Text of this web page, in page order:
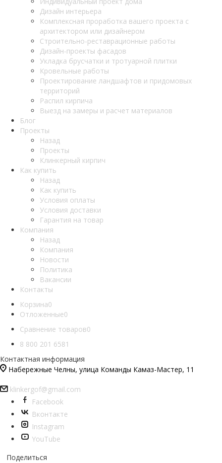
Дизайн интерьера
Комплексная проработка вашего проекта с
архитектором или дизайнером
Строительно-реставрационные работы
Дизайн-проекты фасадов
Укладка брусчатки и тротуарной плитки
Кровельные работы
Проектирование ландшафтов и придомовых
территорий
Распил кирпича
Выезд на замеры и расчет материалов
Блог
Проекты
Назад
Проекты
Клинкерный кирпич
Как купить
Назад
Как купить
Условия оплаты
Условия доставки
Гарантия на товар
Компания
Назад
Компания
Новости
Политика
Вакансии
Контакты
Корзина0
Отложенные0
Сравнение товаров0
8 800 201 6581
Контактная информация
Набережные Челны, улица Команды Камаз-Мастер, 11
klinkergof@gmail.com
Facebook
Вконтакте
Instagram
YouTube
Поделиться